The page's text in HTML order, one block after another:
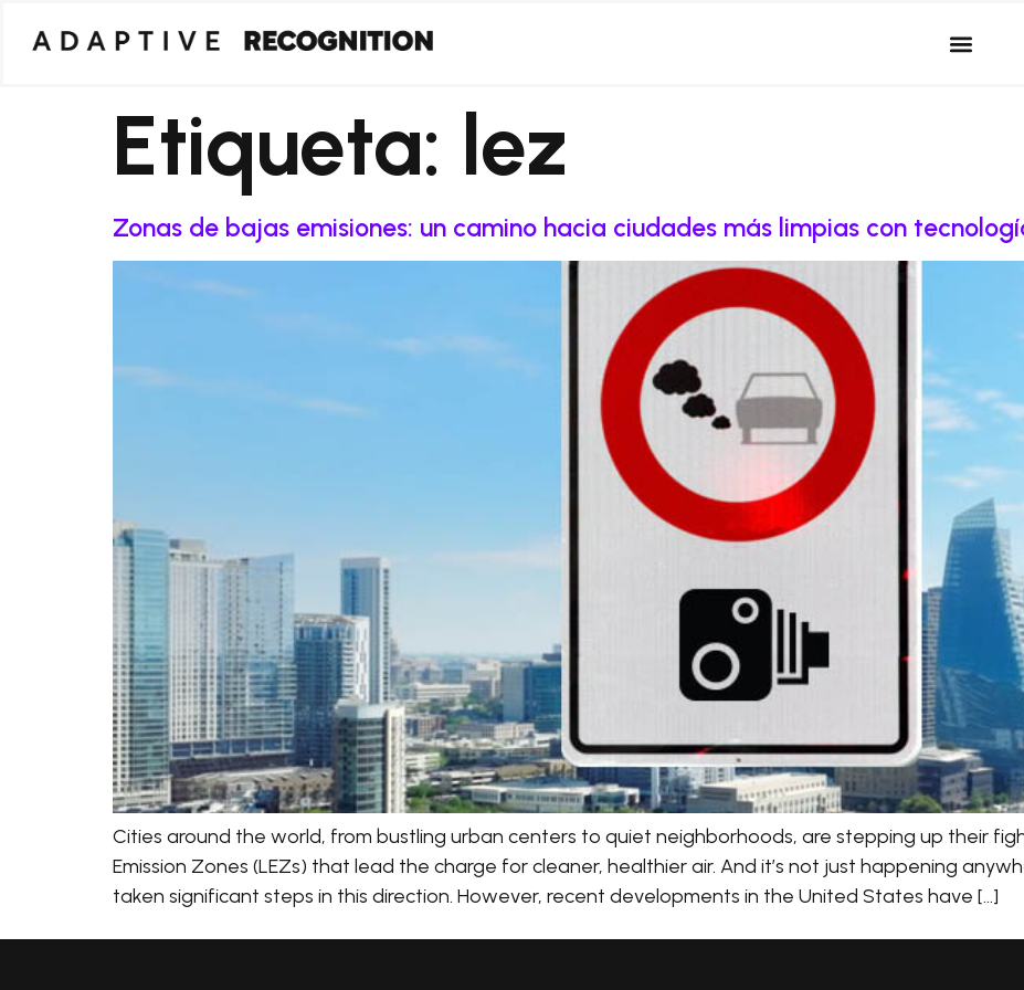
Etiqueta: lez
Zonas de bajas emisiones: un camino hacia ciudades más limpias con
Cities around the world, from bustling urban centers to quiet neighborhoods, are stepping up their
Emission Zones (LEZs) that lead the charge for cleaner, healthier air. And it’s not just happening
taken significant steps in this direction. However, recent developments in the United States have […]